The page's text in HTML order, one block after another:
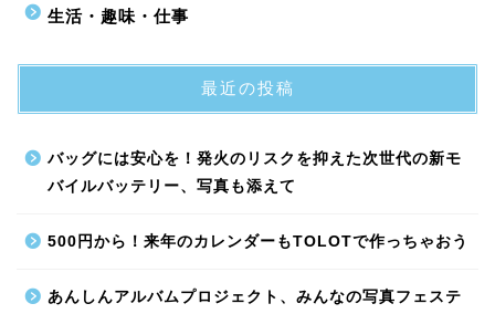
生活・趣味・仕事
最近の投稿
バッグには安心を！発火のリスクを抑えた次世代の新モ
バイルバッテリー、写真も添えて
500円から！来年のカレンダーもTOLOTで作っちゃおう
あんしんアルバムプロジェクト、みんなの写真フェステ